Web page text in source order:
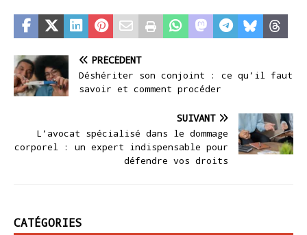
PRÉCÉDENT
Déshériter son conjoint : ce qu’il faut
savoir et comment procéder
SUIVANT
L’avocat spécialisé dans le dommage
corporel : un expert indispensable pour
défendre vos droits
CATÉGORIES